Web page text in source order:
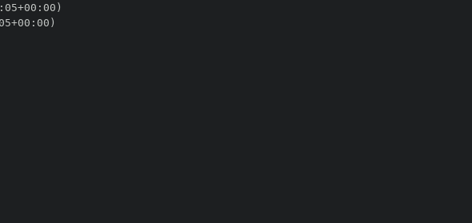
: 05+00 :
: